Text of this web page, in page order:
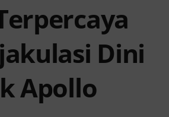
Dini
Apollo